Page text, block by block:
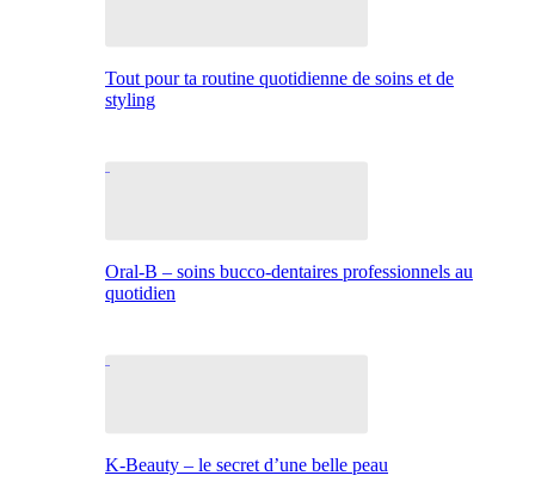
Tout pour ta routine quotidienne de soins et de
styling
Oral-B – soins bucco-dentaires professionnels au
quotidien
K-Beauty – le secret d’une belle peau